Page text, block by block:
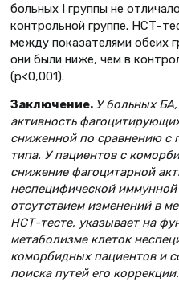
больных І группы не
контрольной группе. НСТ-
между показателями обеих
они были ниже, чем в
(p<0,001).
Заключение. У больных
активность
сниженной по сравнению с
типа. У пациентов с
снижение фагоцитарной
неспецифической
отсутствием изменений в
НСТ-тесте, указывает на
метаболизме клеток
коморбидных пациентов и
поиска путей его коррекции.